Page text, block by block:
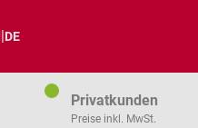
|DE
Privatkunden
Preise inkl. MwSt.